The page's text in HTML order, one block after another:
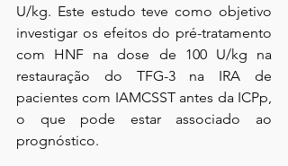
U/kg. Este estudo teve como objetivo
investigar os efeitos do pré-tratamento
com HNF na dose de 100 U/kg na
restauração do TFG-3 na IRA de
pacientes com IAMCSST antes da ICPp,
o que pode estar associado ao
prognóstico.